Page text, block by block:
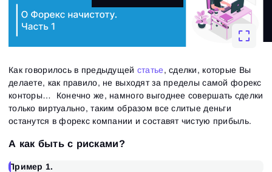
Как говорилось в предыдущей статье, сделки, которые Вы
делаете, как правило, не выходят за пределы самой форекс
конторы… Конечно же, намного выгоднее совершать сделки
только виртуально, таким образом все слитые деньги
останутся в форекс компании и составят чистую прибыль.
А как быть с рисками?
Пример 1.